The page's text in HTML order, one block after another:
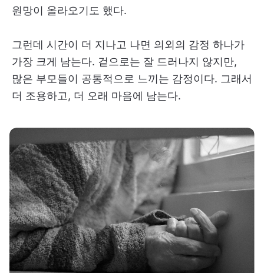
원망이 올라오기도 했다.
그런데 시간이 더 지나고 나면 의외의 감정 하나가
가장 크게 남는다. 겉으로는 잘 드러나지 않지만,
많은 부모들이 공통적으로 느끼는 감정이다. 그래서
더 조용하고, 더 오래 마음에 남는다.